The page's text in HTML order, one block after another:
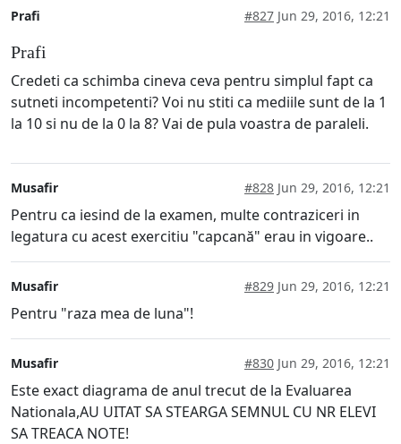
Prafi #827 Jun 29, 2016, 12:21
Prafi
Credeti ca schimba cineva ceva pentru simplul fapt ca
sutneti incompetenti? Voi nu stiti ca mediile sunt de la 1
la 10 si nu de la 0 la 8? Vai de pula voastra de paraleli.
Musafir #828 Jun 29, 2016, 12:21
Pentru ca iesind de la examen, multe contraziceri in
legatura cu acest exercitiu "capcană" erau in vigoare..
Musafir #829 Jun 29, 2016, 12:21
Pentru "raza mea de luna"!
Musafir #830 Jun 29, 2016, 12:21
Este exact diagrama de anul trecut de la Evaluarea
Nationala,AU UITAT SA STEARGA SEMNUL CU NR ELEVI
SA TREACA NOTE!